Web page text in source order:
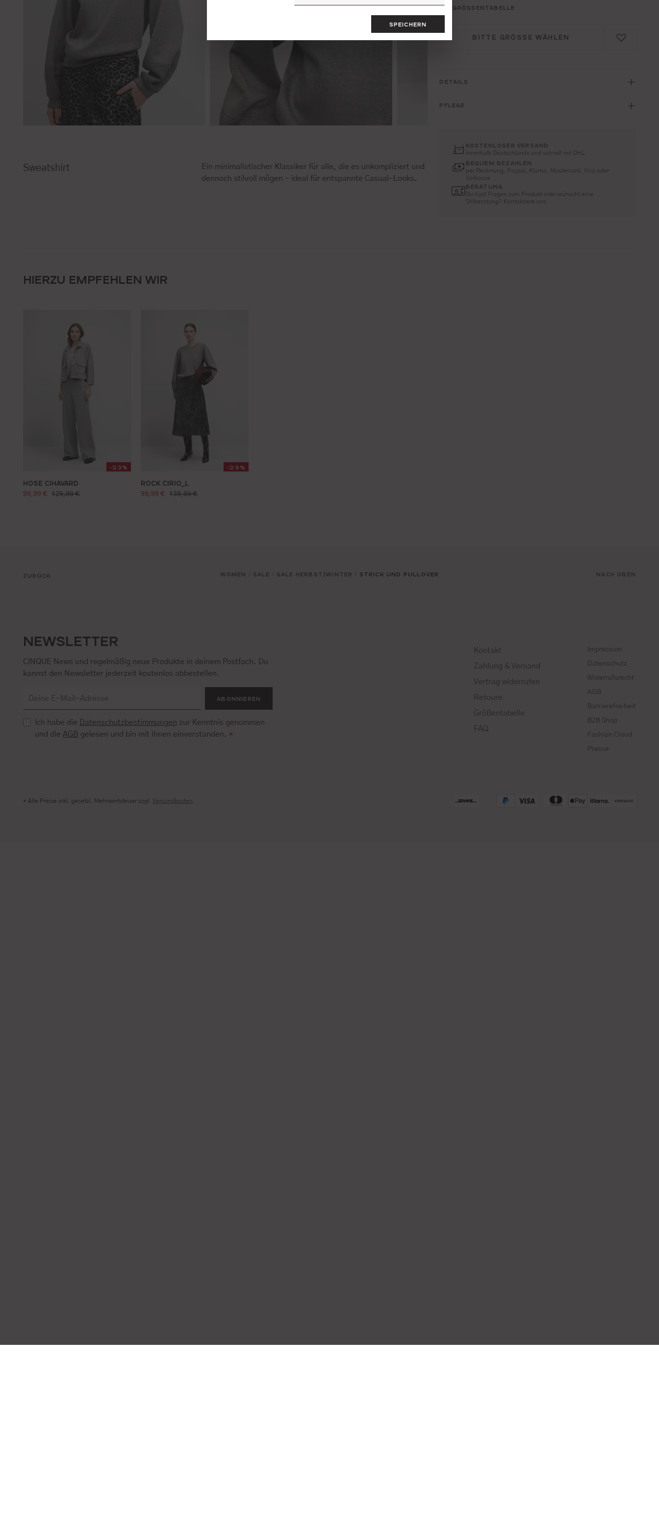
Sweatshirt
Ein minimalistischer Klassiker für alle, die es unkompliziert und
dennoch stilvoll mögen - ideal für entspannte Casual-Looks.
GRÖSSENTABELLE
BITTE GRÖSSE WÄHLEN
DETAILS
PFLEGE
KOSTENLOSER VERSAND
innerhalb Deutschlands und schnell mit DHL
BEQUEM BEZAHLEN
per Rechnung, Paypal, Klarna, Mastercard, Visa oder
Vorkasse
BERATUNG
Du hast Fragen zum Produkt oder wünscht eine
Stilberatung? Kontaktiere uns
HIERZU EMPFEHLEN WIR
-23%
HOSE CIHAVARD
verkaufspreis:
99,99 € regulärer preis:
129,99 €
-29%
ROCK CIRIO_L
verkaufspreis:
99,99 € regulärer preis:
139,99 €
ZURÜCK WOMEN SALE SALE HERBST/WINTER STRICK UND PULLOVER NACH OBEN
NEWSLETTER
CINQUE News und regelmäßig neue Produkte in deinem Postfach. Du
kannst den Newsletter jederzeit kostenlos abbestellen.
ABONNIEREN
Ich habe die Datenschutzbestimmungen zur Kenntnis genommen
und die AGB gelesen und bin mit ihnen einverstanden. *
Kontakt
Zahlung & Versand
Vertrag widerrufen
Retoure
Größentabelle
FAQ
Impressum
Datenschutz
Widerrufsrecht
AGB
Barrierefreiheit
B2B Shop
Fashion Cloud
Presse
* Alle Preise inkl. gesetzl. Mehrwertsteuer zzgl.Versandkosten
SPEICHERN